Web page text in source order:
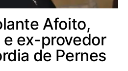
Afoito,
ex-provedor
de Pernes